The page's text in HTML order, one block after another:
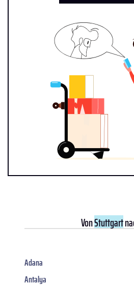
VonStuttgart
Adana
Antalya